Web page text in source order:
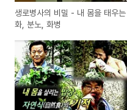
생로병사의 비밀 - 내 몸을 태우는
화, 분노, 화병